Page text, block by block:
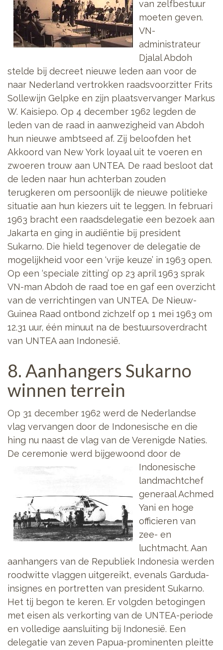
van zelfbestuur
moeten geven.
VN-
administrateur
Djalal Abdoh
stelde bij decreet nieuwe leden aan voor de
naar Nederland vertrokken raadsvoorzitter Frits
Sollewijn Gelpke en zijn plaatsvervanger Markus
W. Kaisiepo. Op 4 december 1962 legden de
leden van de raad in aanwezigheid van Abdoh
hun nieuwe ambtseed af. Zij beloofden het
Akkoord van New York loyaal uit te voeren en
zwoeren trouw aan UNTEA. De raad besloot dat
de leden naar hun achterban zouden
terugkeren om persoonlijk de nieuwe politieke
situatie aan hun kiezers uit te leggen. In februari
1963 bracht een raadsdelegatie een bezoek aan
Jakarta en ging in audiëntie bij president
Sukarno. Die hield tegenover de delegatie de
mogelijkheid voor een ‘vrije keuze’ in 1963 open.
Op een ‘speciale zitting’ op 23 april 1963 sprak
VN-man Abdoh de raad toe en gaf een overzicht
van de verrichtingen van UNTEA. De Nieuw-
Guinea Raad ontbond zichzelf op 1 mei 1963 om
12.31 uur, één minuut na de bestuursoverdracht
van UNTEA aan Indonesië.
8. Aanhangers Sukarno
winnen terrein
Op 31 december 1962 werd de Nederlandse
vlag vervangen door de Indonesische en die
hing nu naast de vlag van de Verenigde Naties.
De ceremonie werd bijgewoond door de
Indonesische
landmachtchef
generaal Achmed
Yani en hoge
officieren van
zee- en
luchtmacht. Aan
aanhangers van de Republiek Indonesia werden
roodwitte vlaggen uitgereikt, evenals Garduda-
insignes en portretten van president Sukarno.
Het tij begon te keren. Er volgden betogingen
met eisen als verkorting van de UNTEA-periode
en volledige aansluiting bij Indonesië. Een
delegatie van zeven Papua-prominenten pleitte